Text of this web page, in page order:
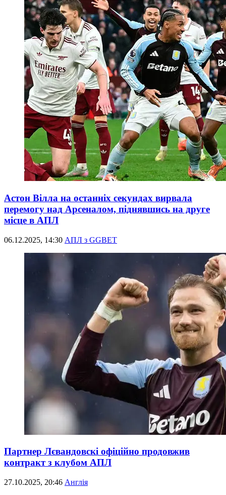
Астон Вілла на останніх секундах вирвала
перемогу над Арсеналом, піднявшись на друге
місце в АПЛ
06.12.2025, 14:30 АПЛ з GGBET
Партнер Лєвандовскі офіційно продовжив
контракт з клубом АПЛ
27.10.2025, 20:46 Англія